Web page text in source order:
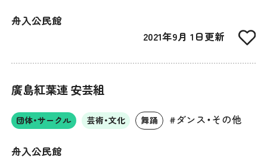
舟入公民館
2021年9月 1日更新
廣島紅葉連 安芸組
団体・サークル 芸術・文化 舞踊 #ダンス・その他
舟入公民館